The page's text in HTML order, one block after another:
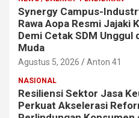
Synergy Campus-
Rawa Aopa Resmi Jajaki
Demi Cetak SDM Unggul
Muda
Agustus 5, 2026 Anton 41
NASIONAL
Resiliensi Sektor Jasa
Perkuat Akselerasi